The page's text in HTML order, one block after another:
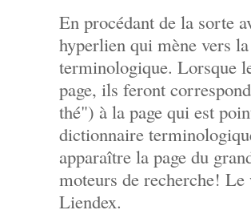
En procédant de la sorte
hyperlien qui mène vers
terminologique. Lorsque
page, ils feront
thé") à la page qui est
dictionnaire
apparaître la page du
moteurs de recherche! Le
Liendex.